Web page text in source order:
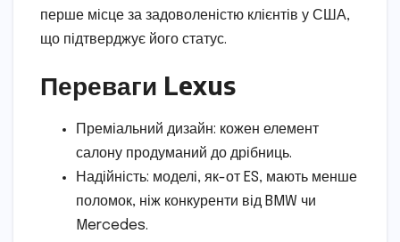
перше місце за задоволеністю клієнтів у США,
що підтверджує його статус.
Переваги Lexus
Преміальний дизайн: кожен елемент
салону продуманий до дрібниць.
Надійність: моделі, як-от ES, мають менше
поломок, ніж конкуренти від BMW чи
Mercedes.